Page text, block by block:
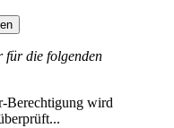
die folgenden
Berechtigung wird